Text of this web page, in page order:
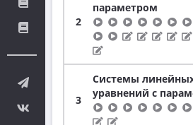
2
параметром
3
Системы
уравнений с